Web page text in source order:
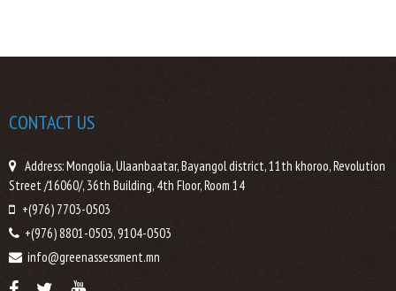
CONTACT US
Address: Mongolia, Ulaanbaatar, Bayangol district, 11th khoroo, Revolution
Street /16060/, 36th Building, 4th Floor, Room 14
+(976) 7703-0503
+(976) 8801-0503, 9104-0503
info@greenassessment.mn